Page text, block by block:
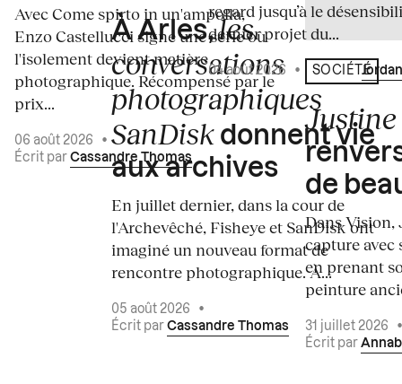
Avec Come spirto in un'ampolla,
Enzo Castellucci signe une série où
l'isolement devient matière
photographique. Récompensé par le
prix...
06 août 2026
•
Écrit par Cassandre Thomas
À Arles,les
conversations
photographiques
SanDisk donnent vie
aux archives
En juillet dernier, dans la cour de
l'Archevêché, Fisheye et SanDisk ont
imaginé un nouveau format de
rencontre photographique. À...
05 août 2026
•
Écrit par Cassandre Thomas
regard jusqu’à le
dernier projet du...
04 août 2026 • Écrit par
SOCIÉTÉ
de
Dans
capture avec
en prenant
peinture
31 juillet 2026
Écrit par